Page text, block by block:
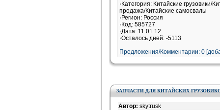
Категория: Китайские грузовики/
продажа/Китайские самосвалы
Регион: Россия
Код: 585727
Дата: 11.01.12
Осталось дней: -5113
Предложения/Комментарии: 0
ЗАПЧАСТИ ДЛЯ КИТАЙСКИХ
Автор: skytrusk